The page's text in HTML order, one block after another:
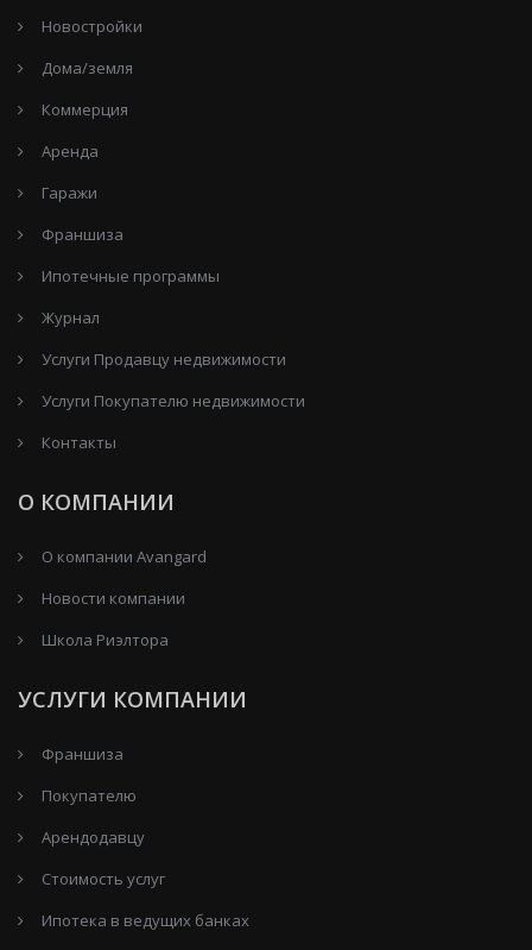
Новостройки
Дома/земля
Коммерция
Аренда
Гаражи
Франшиза
Ипотечные программы
Журнал
Услуги Продавцу недвижимости
Услуги Покупателю недвижимости
Контакты
О КОМПАНИИ
О компании Avangard
Новости компании
Школа Риэлтора
УСЛУГИ КОМПАНИИ
Франшиза
Покупателю
Арендодавцу
Стоимость услуг
Ипотека в ведущих банках